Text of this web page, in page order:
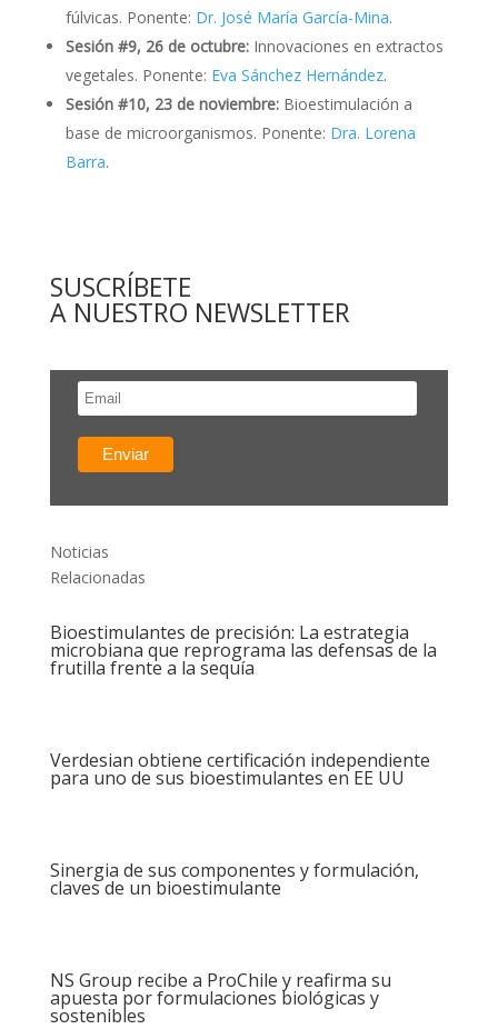
fúlvicas. Ponente: Dr. José María García-Mina.
Sesión #9, 26 de octubre:Innovaciones en extractos
vegetales. Ponente: Eva Sánchez Hernández.
Sesión #10, 23 de noviembre:Bioestimulación a
base de microorganismos. Ponente: Dra. Lorena
Barra.
SUSCRÍBETE
A NUESTRO NEWSLETTER
Noticias
Relacionadas
Bioestimulantes de precisión: La estrategia
microbiana que reprograma las defensas de la
frutilla frente a la sequía
Verdesian obtiene certificación independiente
para uno de sus bioestimulantes en EE UU
Sinergia de sus componentes y formulación,
claves de un bioestimulante
NS Group recibe a ProChile y reafirma su
apuesta por formulaciones biológicas y
sostenibles